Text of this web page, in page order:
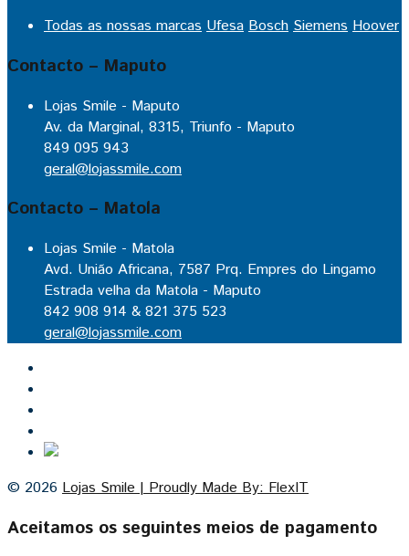
Todas as nossas marcas Ufesa Bosch Siemens Hoover
Contacto – Maputo
Lojas Smile - Maputo
Av. da Marginal, 8315, Triunfo - Maputo
849 095 943
geral@lojassmile.com
Contacto – Matola
Lojas Smile - Matola
Avd. União Africana, 7587 Prq. Empres do Lingamo
Estrada velha da Matola - Maputo
842 908 914 & 821 375 523
geral@lojassmile.com
© 2026 Lojas Smile | Proudly Made By: FlexIT
Aceitamos os seguintes meios de pagamento